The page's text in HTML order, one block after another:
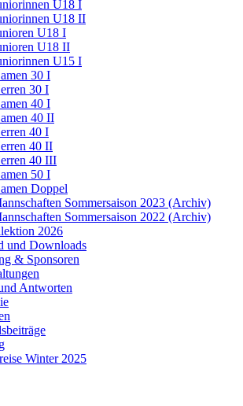
U18 I
U18 II
U18 I
U18 II
U15 I
30 I
30 I
40 I
40 II
40 I
40 II
40 III
50 I
Doppel
Sommersaison 2023 (Archiv)
Sommersaison 2022 (Archiv)
2026
und Downloads
& Sponsoren
Antworten
Winter 2025